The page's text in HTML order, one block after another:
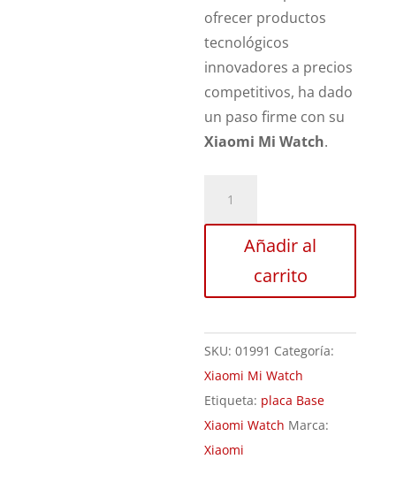
ofrecer productos
tecnológicos
innovadores a precios
competitivos, ha dado
un paso firme con su
Xiaomi Mi Watch.
cantidad
Añadir al
carrito
SKU:01991 Categoría:
Xiaomi Mi Watch
Etiqueta: placa Base
Xiaomi Watch Marca:
Xiaomi